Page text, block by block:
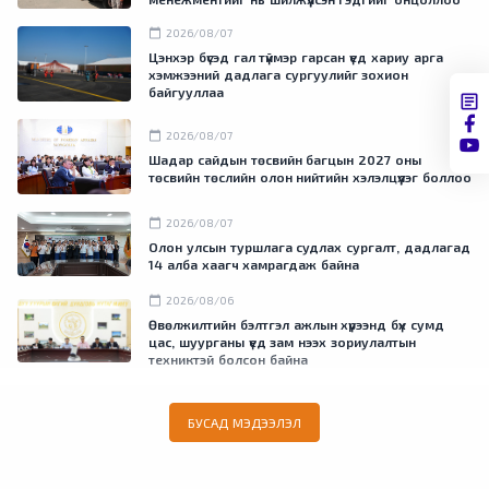
calendar_today 2026/08/07
Цэнхэр бүсэд гал түймэр гарсан үед хариу арга
хэмжээний дадлага сургуулийг зохион
байгууллаа
calendar_today 2026/08/07
Шадар сайдын төсвийн багцын 2027 оны
төсвийн төслийн олон нийтийн хэлэлцүүлэг боллоо
calendar_today 2026/08/07
Олон улсын туршлага судлах сургалт, дадлагад
14 алба хаагч хамрагдаж байна
calendar_today 2026/08/06
Өвөлжилтийн бэлтгэл ажлын хүрээнд бүх сумд
цас, шуурганы үед зам нээх зориулалтын
техниктэй болсон байна
БУСАД МЭДЭЭЛЭЛ